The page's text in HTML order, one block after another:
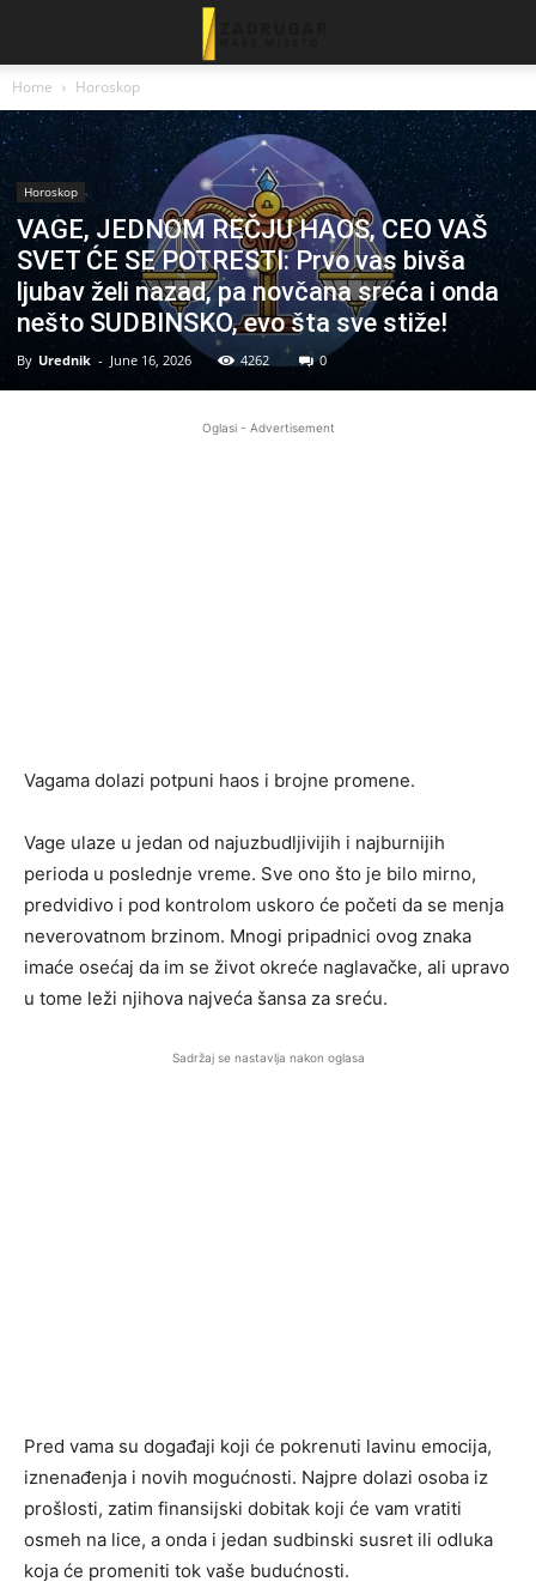
Home Horoskop
Horoskop
VAGE, JEDNOM REČJU HAOS, CEO VAŠ
SVET ĆE SE POTRESTI: Prvo vas bivša
ljubav želi nazad, pa novčana sreća i onda
nešto SUDBINSKO, evo šta sve stiže!
By Urednik - June 16, 2026 4262 0
Oglasi - Advertisement
Vagama dolazi potpuni haos i brojne promene.
Vage ulaze u jedan od najuzbudljivijih i najburnijih
perioda u poslednje vreme. Sve ono što je bilo mirno,
predvidivo i pod kontrolom uskoro će početi da se menja
neverovatnom brzinom. Mnogi pripadnici ovog znaka
imaće osećaj da im se život okreće naglavačke, ali upravo
u tome leži njihova najveća šansa za sreću.
Sadržaj se nastavlja nakon oglasa
Pred vama su događaji koji će pokrenuti lavinu emocija,
iznenađenja i novih mogućnosti. Najpre dolazi osoba iz
prošlosti, zatim finansijski dobitak koji će vam vratiti
osmeh na lice, a onda i jedan sudbinski susret ili odluka
koja će promeniti tok vaše budućnosti.